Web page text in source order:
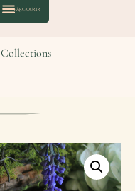
Collections